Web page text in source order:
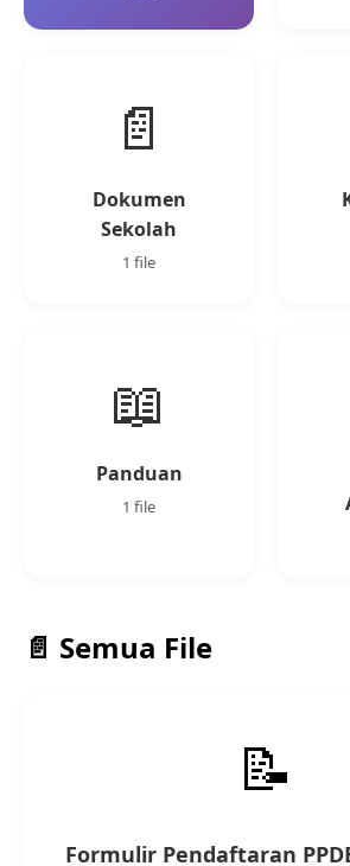
📄
Dokumen
Sekolah
1 file
📖
Panduan
1 file
📄 Semua File
📝
Formulir Pendaftaran